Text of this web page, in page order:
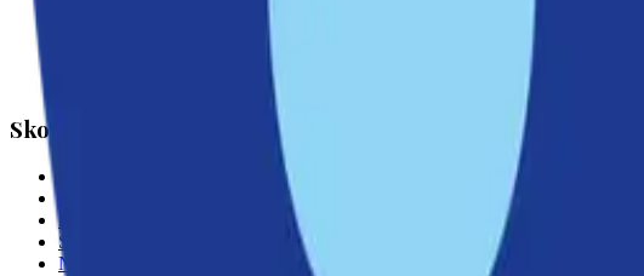
Skola och välfärd
Klart: Öppna förskolan i Ektorp blir kvar
Rapport: Nackas äldreboenden i topp
Ektorps nya skola slår upp portarna
Sickla skola invigd – tradition och framtid i samma byggnad
Nu ska framtidens lärare utbildas i Nacka